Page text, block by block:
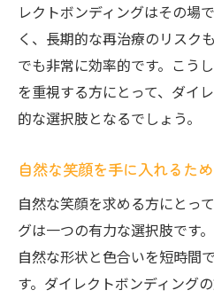
レクトボンディングはその場
く、長期的な再治療のリスク
でも非常に効率的です。こう
を重視する方にとって、ダイ
的な選択肢となるでしょう。
自然な笑顔を手に入れるた
自然な笑顔を求める方にとっ
グは一つの有力な選択肢です
自然な形状と色合いを短時間
す。ダイレクトボンディング